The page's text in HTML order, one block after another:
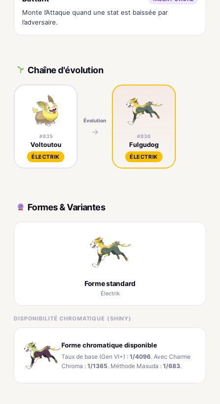
Monte l’Attaque quand une stat est baissée par
l’adversaire.
Chaîne d'évolution
#835
Voltoutou
ÉLECTRIK
Évolution
→ #836
Fulgudog
ÉLECTRIK
Formes & Variantes
Forme standard
Électrik
DISPONIBILITÉ CHROMATIQUE (SHINY)
Forme chromatique disponible
Taux de base (Gen VI+) : 1/4096. Avec Charme
Chroma : 1/1365. Méthode Masuda : 1/683.